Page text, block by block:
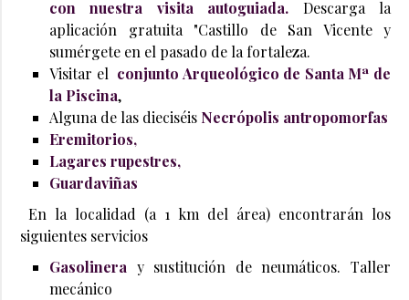
con nuestra visita autoguiada.
Descarga la
aplicación gratuita "Castillo de San Vicente y
sumérgete en el pasado de la fortaleza.
Visitar el conjunto Arqueológico de Santa Mª de
la Piscina,
Alguna de las dieciséis Necrópolis antropomorfas
Eremitorios,
Lagares rupestres,
Guardaviñas
En la localidad (a 1 km del área) encontrarán los
siguientes servicios
Gasolinera y sustitución de neumáticos. Taller
mecánico